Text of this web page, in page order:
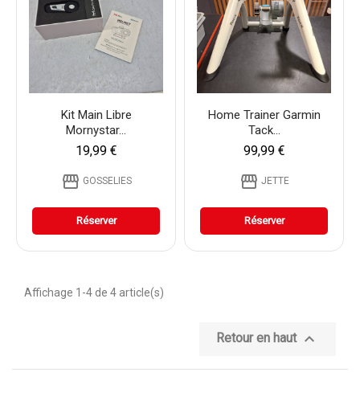
Kit Main Libre
Mornystar...
19,99 €
storefront GOSSELIES
Réserver
Home Trainer Garmin
Tack...
99,99 €
storefront JETTE
Réserver
Affichage 1-4 de 4 article(s)
Retour en haut 